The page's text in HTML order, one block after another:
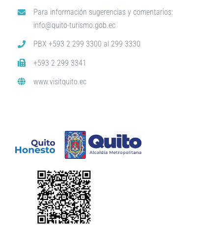
Para información sugerencias y comentarios:
info@quito-turismo.gob.ec
PBX +593 2 299 3300 al 299 3330
+593 2 299 3341
www.visitquito.ec